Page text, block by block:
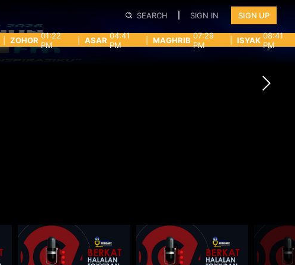
SEARCH SIGN IN SIGN UP
ZOHOR 01:22
PM
ASAR 04:41
PM
MAGHRIB 07:29
PM
ISYAK 08:41
PM